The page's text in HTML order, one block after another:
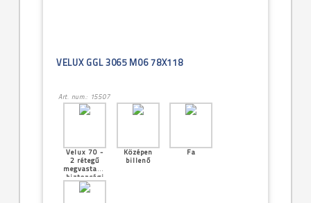
VELUX GGL 3065 M06 78X118
Art. num.: 15507
Velux 70 -
2 rétegű
megvastagított
biztonsági
üveg
Középen
billenő
Fa